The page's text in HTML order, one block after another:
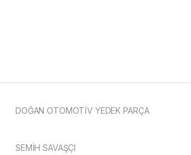
DOĞAN OTOMOTİV YEDEK PARÇA
SEMİH SAVAŞÇI